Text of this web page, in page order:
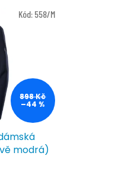
898 Kč
–44 %
modrá)
Kód: 558/M